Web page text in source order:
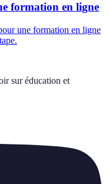
formation en ligne
une formation en ligne
sur éducation et